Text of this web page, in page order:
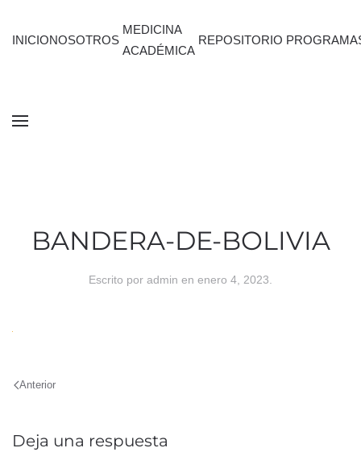
INICIONOSOTROS
MEDICINA
ACADÉMICA
REPOSITORIO
BANDERA-DE-BOLIVIA
Escrito por admin en enero 4, 2023
Anterior
Deja una respuesta